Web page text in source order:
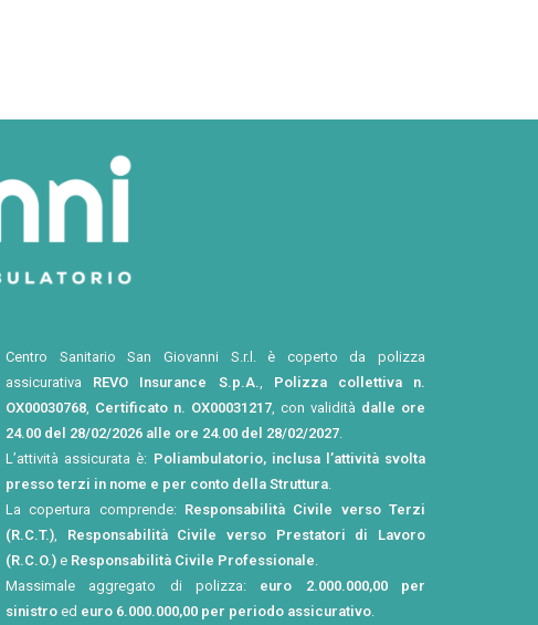
Centro Sanitario San Giovanni S.r.l. è coperto da polizza
assicurativa REVO Insurance S.p.A.
Polizza collettiva n.
OX00030768 Certificato n. OX00031217 , con validità dalle ore
24.00 del 28/02/2026 alle ore 24.00 del 28/02/2027
L’attività assicurata è: Poliambulatorio, inclusa l’attività svolta
presso terzi in nome e per conto della Struttura
La copertura comprende: Responsabilità Civile verso Terzi
(R.C.T.)
Responsabilità Civile verso Prestatori di Lavoro
(R.C.O.) e Responsabilità Civile Professionale
Massimale aggregato di polizza: euro 2.000.000,00 per
sinistro ed euro 6.000.000,00 per periodo assicurativo